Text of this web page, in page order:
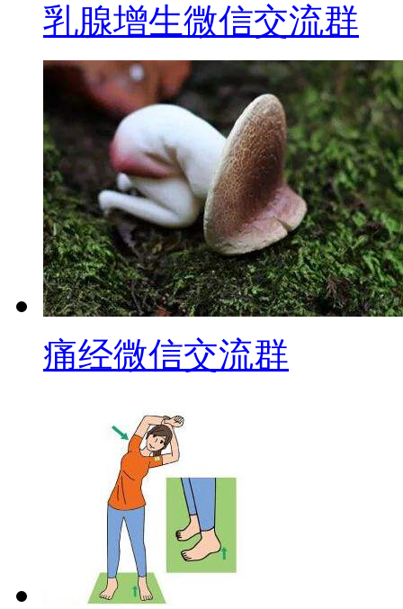
乳腺增生微信交流群
痛经微信交流群